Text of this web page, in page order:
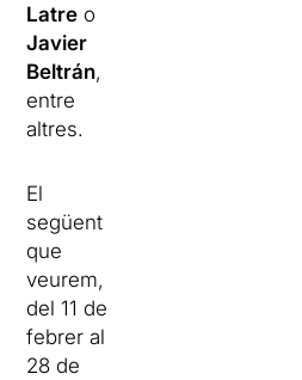
Latre o
Javier
Beltrán,
entre
altres.
El
següent
que
veurem,
del 11 de
febrer al
28 de